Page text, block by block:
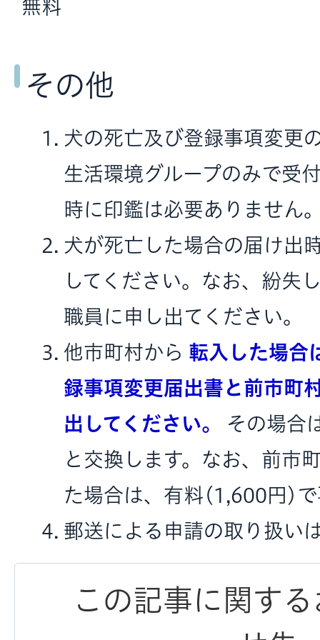
無料
その他
犬の死亡及び登録事項変更
生活環境グループのみで受
時に印鑑は必要ありません
犬が死亡した場合の届け出
してください。なお、紛失
職員に申し出てください。
他市町村から 転入した場合
録事項変更届出書と前市町
出してください。
その場合
と交換します。なお、前市
た場合は、有料(1,600円)で
郵送による申請の取り扱い
この記事に関す